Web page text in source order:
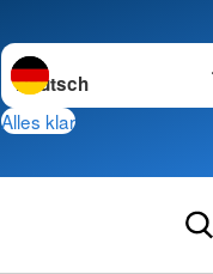
Sprache wechseln zu
Alles klar